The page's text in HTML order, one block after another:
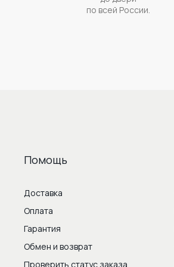
по всей России.
Помощь
Доставка
Оплата
Гарантия
Обмен и возврат
Проверить статус заказа